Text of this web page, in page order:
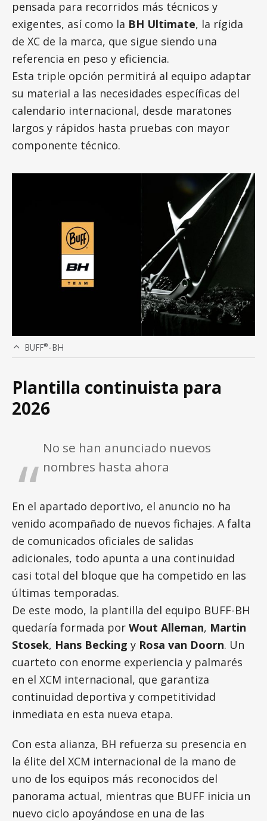
pensada para recorridos más técnicos y
exigentes, así como la BH Ultimate, la rígida
de XC de la marca, que sigue siendo una
referencia en peso y eficiencia.
Esta triple opción permitirá al equipo adaptar
su material a las necesidades específicas del
calendario internacional, desde maratones
largos y rápidos hasta pruebas con mayor
componente técnico.
BUFF®-BH
Plantilla continuista para
2026
No se han anunciado nuevos
nombres hasta ahora
En el apartado deportivo, el anuncio no ha
venido acompañado de nuevos fichajes. A falta
de comunicados oficiales de salidas
adicionales, todo apunta a una continuidad
casi total del bloque que ha competido en las
últimas temporadas.
De este modo, la plantilla del equipo BUFF-BH
quedaría formada por Wout Alleman, Martin
Stosek, Hans Becking y Rosa van Doorn. Un
cuarteto con enorme experiencia y palmarés
en el XCM internacional, que garantiza
continuidad deportiva y competitividad
inmediata en esta nueva etapa.
Con esta alianza, BH refuerza su presencia en
la élite del XCM internacional de la mano de
uno de los equipos más reconocidos del
panorama actual, mientras que BUFF inicia un
nuevo ciclo apoyándose en una de las